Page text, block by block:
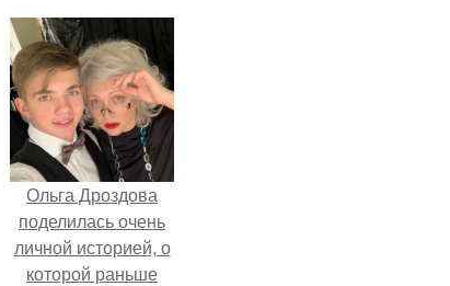
Ольга Дроздова
поделилась очень
личной историей, о
которой раньше